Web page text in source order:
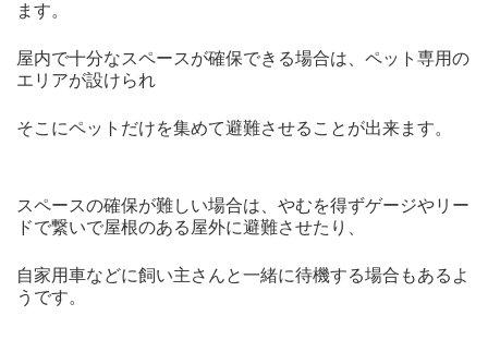
ます。
屋内で十分なスペースが確保できる場合は、ペット専用の
エリアが設けられ
そこにペットだけを集めて避難させることが出来ます。
スペースの確保が難しい場合は、やむを得ずゲージやリー
ドで繋いで屋根のある屋外に避難させたり、
自家用車などに飼い主さんと一緒に待機する場合もあるよ
うです。